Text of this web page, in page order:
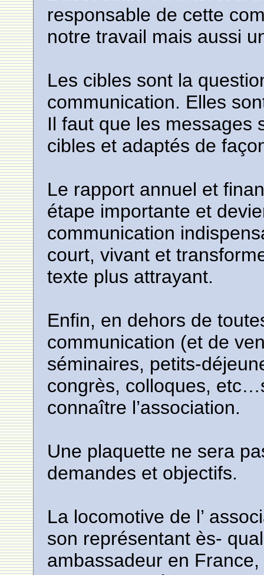
responsable de cette
notre travail mais aussi
Les cibles sont la
communication. Elles
Il faut que les messages
cibles et adaptés de
Le rapport annuel et
étape importante et
communication
court, vivant et
texte plus attrayant.
Enfin, en dehors de
communication (et de
séminaires, petits-
congrès, colloques,
connaître l’association.
Une plaquette ne sera
demandes et objectifs.
La locomotive de l’
son représentant ès-
ambassadeur en